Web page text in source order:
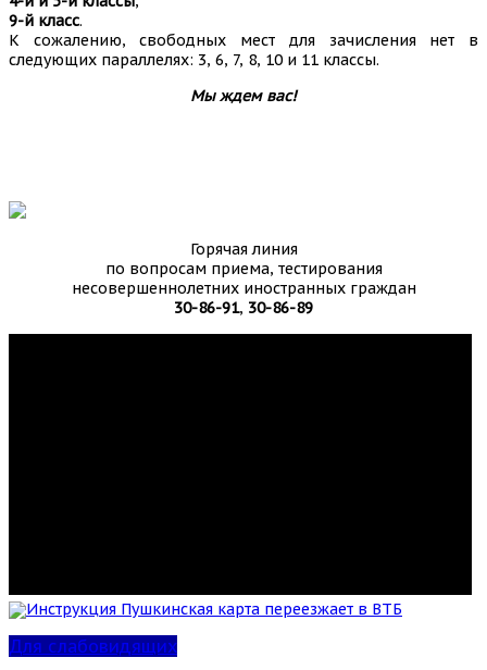
9-й класс.
К сожалению, свободных мест для зачисления нет в
следующих параллелях: 3, 6, 7, 8, 10 и 11 классы.
Мы ждем вас!
Горячая линия
по вопросам приема, тестирования
несовершеннолетних иностранных граждан
30-86-91, 30-86-89
Инструкция Пушкинская карта переезжает в ВТБ
Для слабовидящих